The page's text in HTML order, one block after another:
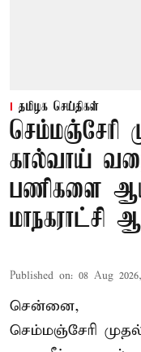
தமிழக செய்திகள்
செம்மஞ்சேரி
கால்வாய்
பணிகளை
Published on: 08 Aug
சென்னை,
செம்மஞ்சேரி